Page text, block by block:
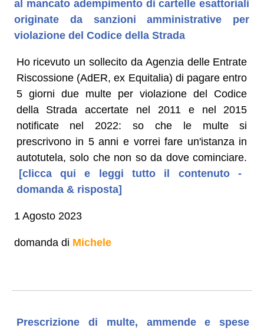
al mancato adempimento di cartelle esattoriali
originate da sanzioni amministrative per
violazione del Codice della Strada
Ho ricevuto un sollecito da Agenzia delle Entrate
Riscossione (AdER, ex Equitalia) di pagare entro
5 giorni due multe per violazione del Codice
della Strada accertate nel 2011 e nel 2015
notificate nel 2022: so che le multe si
prescrivono in 5 anni e vorrei fare un'istanza in
autotutela, solo che non so da dove cominciare.
[clicca qui e leggi tutto il contenuto -
domanda & risposta]
1 Agosto 2023
domanda di Michele
Prescrizione di multe, ammende e spese